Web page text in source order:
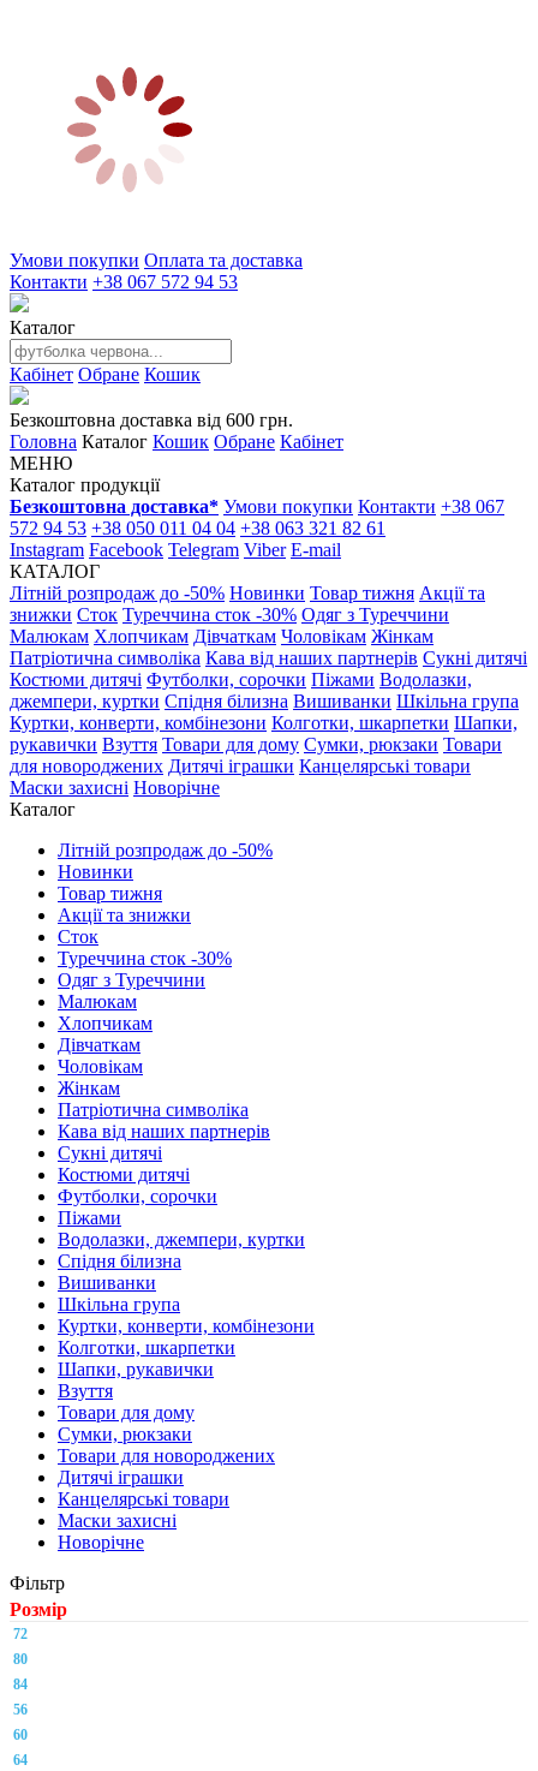
Умови покупки Оплата та доставка
Контакти +38 067 572 94 53
Каталог
Кабінет Обране Кошик
Безкоштовна доставка від 600 грн.
Головна Каталог Кошик Обране Кабінет
МЕНЮ
Каталог продукції
Безкоштовна доставка* Умови покупки Контакти +38 067
572 94 53 +38 050 011 04 04 +38 063 321 82 61
Instagram Facebook Telegram Viber E-mail
КАТАЛОГ
Літній розпродаж до -50% Новинки Товар тижня Акції та
знижки Сток Туреччина сток -30% Одяг з Туреччини
Малюкам Хлопчикам Дівчаткам Чоловікам Жінкам
Патріотична символіка Кава від наших партнерів Сукні дитячі
Костюми дитячі Футболки, сорочки Піжами Водолазки,
джемпери, куртки Спідня білизна Вишиванки Шкільна група
Куртки, конверти, комбінезони Колготки, шкарпетки Шапки,
рукавички Взуття Товари для дому Сумки, рюкзаки Товари
для новороджених Дитячі іграшки Канцелярські товари
Маски захисні Новорічне
Каталог
Літній розпродаж до -50%
Новинки
Товар тижня
Акції та знижки
Сток
Туреччина сток -30%
Одяг з Туреччини
Малюкам
Хлопчикам
Дівчаткам
Чоловікам
Жінкам
Патріотична символіка
Кава від наших партнерів
Сукні дитячі
Костюми дитячі
Футболки, сорочки
Піжами
Водолазки, джемпери, куртки
Спідня білизна
Вишиванки
Шкільна група
Куртки, конверти, комбінезони
Колготки, шкарпетки
Шапки, рукавички
Взуття
Товари для дому
Сумки, рюкзаки
Товари для новороджених
Дитячі іграшки
Канцелярські товари
Маски захисні
Новорічне
Фільтр
Розмір
72
80
84
56
60
64